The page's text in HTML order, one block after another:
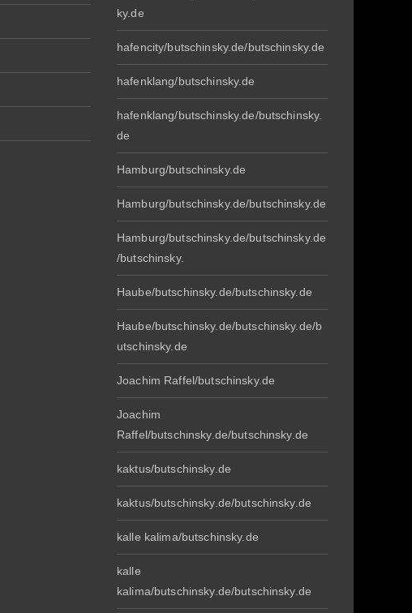
ky.de
hafencity/butschinsky.de/butschinsky.de
hafenklang/butschinsky.de
hafenklang/butschinsky.de/butschinsky.
de
Hamburg/butschinsky.de
Hamburg/butschinsky.de/butschinsky.de
Hamburg/butschinsky.de/butschinsky.de
/butschinsky.
Haube/butschinsky.de/butschinsky.de
Haube/butschinsky.de/butschinsky.de/b
utschinsky.de
Joachim Raffel/butschinsky.de
Joachim
Raffel/butschinsky.de/butschinsky.de
kaktus/butschinsky.de
kaktus/butschinsky.de/butschinsky.de
kalle kalima/butschinsky.de
kalle
kalima/butschinsky.de/butschinsky.de